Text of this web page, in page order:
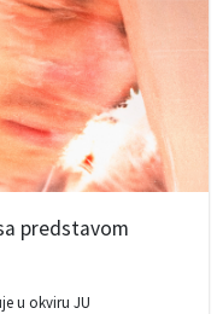
predstavom
u okviru JU